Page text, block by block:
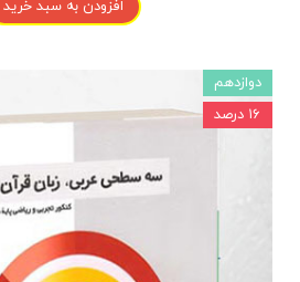
افزودن به سبد خرید
دوازدهم
۱۶ درصد